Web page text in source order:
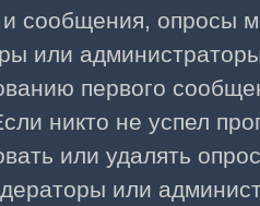
сообщения, опросы
или
первого
никто не успел
или удалять
или